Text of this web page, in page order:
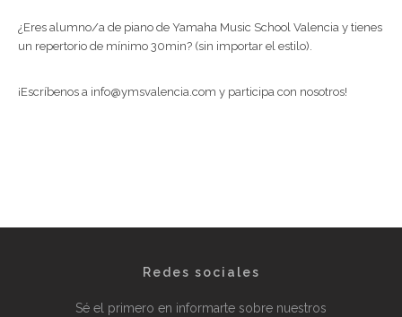
¿Eres alumno/a de piano de Yamaha Music School Valencia y tienes
un repertorio de mínimo 30min? (sin importar el estilo).
¡Escríbenos a info@ymsvalencia.com y participa con nosotros!
Redes sociales
Sé el primero en informarte sobre nuestros